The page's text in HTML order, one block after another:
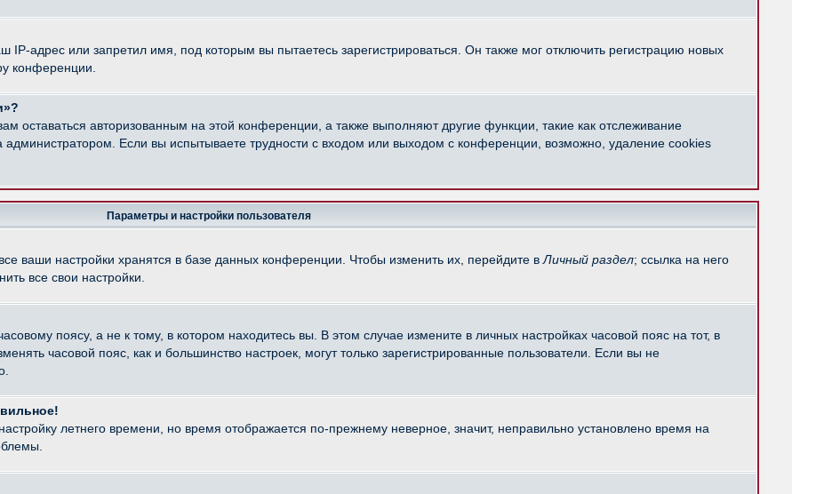
адрес или запретил имя, под которым вы пытаетесь зарегистрироваться. Он также мог отключить регистрацию новых
конференции.
оставаться авторизованным на этой конференции, а также выполняют другие функции, такие как отслеживание
Если вы испытываете трудности с входом или выходом с конференции, возможно, удаление cookies
Параметры и настройки пользователя
ваши настройки хранятся в базе данных конференции. Чтобы изменить их, перейдите в Личный раздел; ссылка на него
все свои настройки.
поясу, а не к тому, в котором находитесь вы. В этом случае измените в личных настройках часовой пояс на тот, в
часовой пояс, как и большинство настроек, могут только зарегистрированные пользователи. Если вы не
летнего времени, но время отображается по-прежнему неверное, значит, неправильно установлено время на